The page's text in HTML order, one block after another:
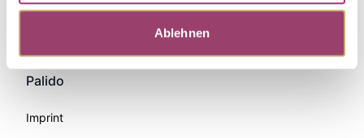
Ablehnen
Palido
Imprint